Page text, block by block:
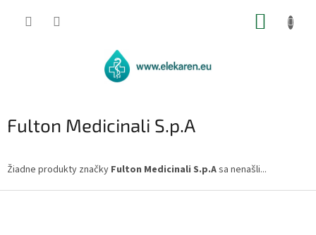
Fulton Medicinali S.p.A
Žiadne produkty značky Fulton Medicinali S.p.Asa nenašli...